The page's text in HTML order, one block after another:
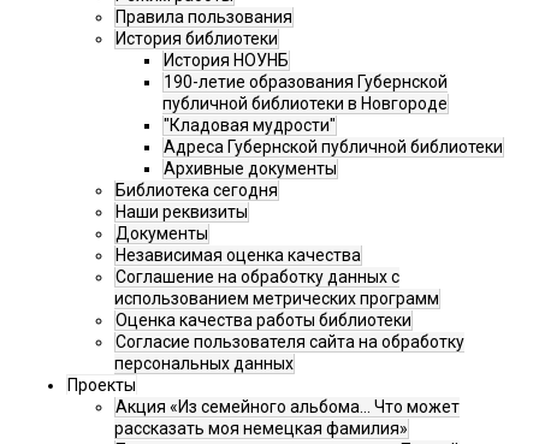
Правила пользования
История библиотеки
История НОУНБ
190-летие образования Губернской
публичной библиотеки в Новгороде
"Кладовая мудрости"
Адреса Губернской публичной библиотеки
Архивные документы
Библиотека сегодня
Наши реквизиты
Документы
Независимая оценка качества
Соглашение на обработку данных с
использованием метрических программ
Оценка качества работы библиотеки
Согласие пользователя сайта на обработку
персональных данных
Проекты
Акция «Из семейного альбома... Что может
рассказать моя немецкая фамилия»